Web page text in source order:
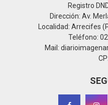
Registro
Dirección: Av.
Localidad: Arrecifes
Teléfono:
Mail: